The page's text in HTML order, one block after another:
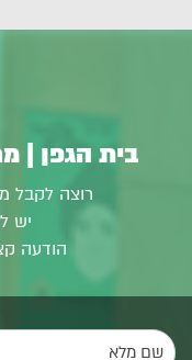
בית הגפן |
רוצה לקבל
יש
הודעה